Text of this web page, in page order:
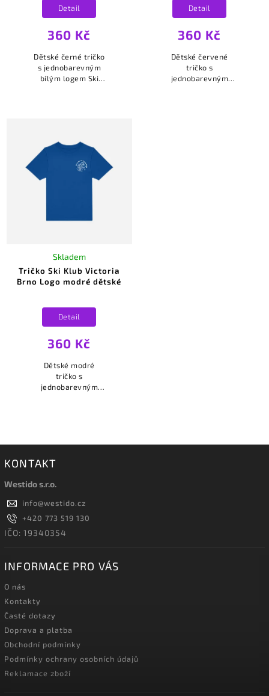
360 Kč
Detail
Dětské černé tričko
s jednobarevným
bílým logem Ski
360 Kč
Detail
Dětské červené
tričko s
jednobarevným
Tričko Ski Klub Victoria
Brno Logo modré dětské
Skladem
360 Kč
Detail
Dětské modré
tričko s
jednobarevným
KONTAKT
Westido s.r.o.
info@westido.cz
+420 773 519 130
IČO: 19340354
INFORMACE PRO VÁS
O nás
Kontakty
Časté dotazy
Doprava a platba
Obchodní podmínky
Podmínky ochrany osobních údajů
Reklamace zboží